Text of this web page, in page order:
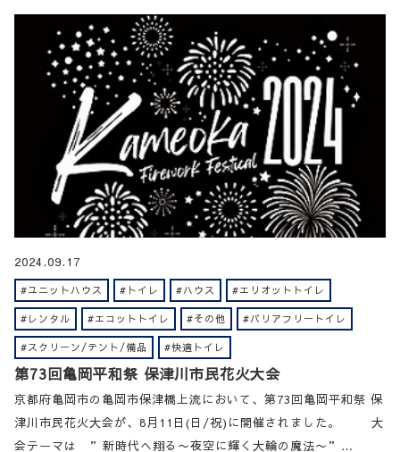
2024.09.17
#ユニットハウス #トイレ #ハウス #エリオットトイレ
#レンタル #エコットトイレ #その他 #バリアフリートイレ
#スクリーン/テント/備品 #快適トイレ
第73回亀岡平和祭 ​保津川市民花火大会
京都府亀岡市の亀岡市保津橋上流において、第73回亀岡平和祭 ​保
津川市民花火大会が、8月11日(日/祝)に開催されました。 大
会テーマは ”新時代へ翔る〜夜空に輝く大輪の魔法〜”…